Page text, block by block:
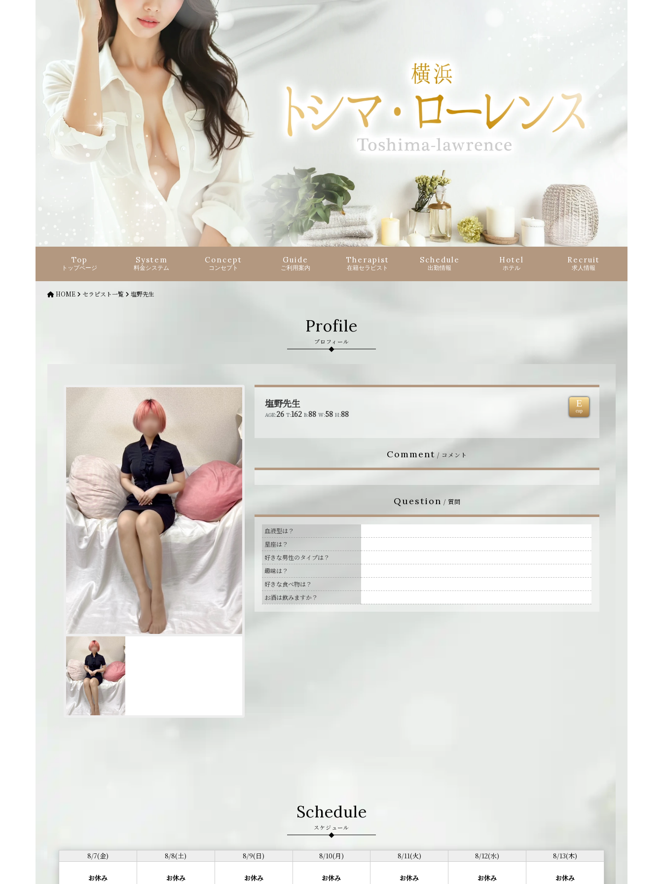
Top
トップページ
System
料金システム
Concept
コンセプト
Guide
ご利用案内
Therapist
在籍セラピスト
Schedule
出勤情報
Hotel
ホテル
Recruit
求人情報
HOME セラピスト一覧 塩野先生
Profile
プロフィール
塩野先生
AGE:26T:162B:88W:58H:88
E
Comment / コメント
Question / 質問
血液型は？
星座は？
好きな男性のタイプは？
趣味は？
好きな食べ物は？
お酒は飲みますか？
Schedule
スケジュール
8/7(金)
お休み
8/8(土)
お休み
8/9(日)
お休み
8/10(月)
お休み
8/11(火)
お休み
8/12(水)
お休み
8/13(木)
お休み